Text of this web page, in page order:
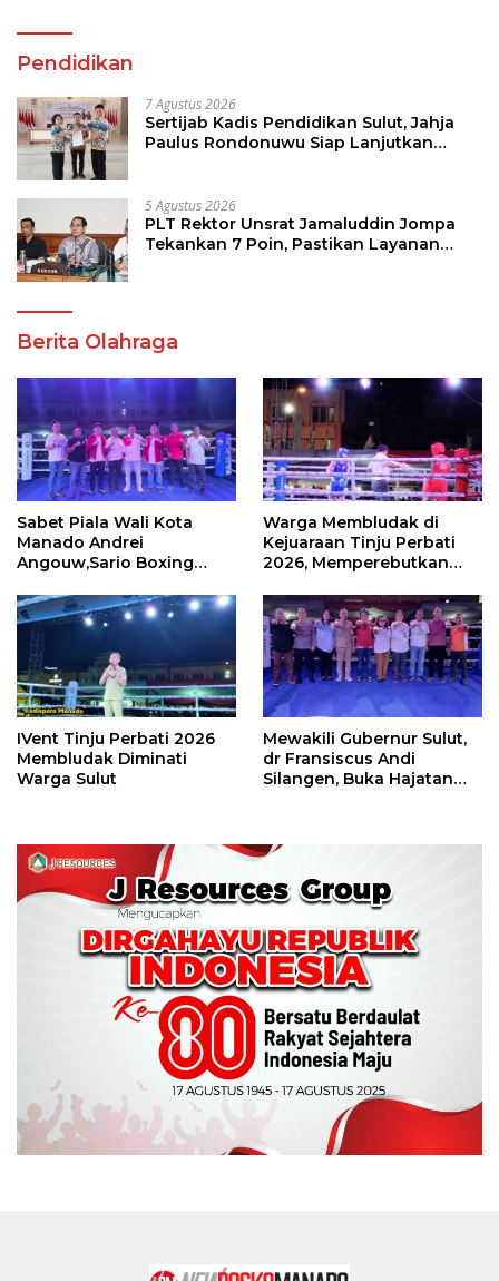
Pendidikan
7 Agustus 2026
Sertijab Kadis Pendidikan Sulut, Jahja
Paulus Rondonuwu Siap Lanjutkan
5 Agustus 2026
PLT Rektor Unsrat Jamaluddin Jompa
Tekankan 7 Poin, Pastikan Layanan
Berita Olahraga
Sabet Piala Wali Kota
Manado Andrei
Angouw,Sario Boxing
Perbati 2026
Warga Membludak di
Kejuaraan Tinju Perbati
2026, Memperebutkan
IVent Tinju Perbati 2026
Membludak Diminati
Warga Sulut
Mewakili Gubernur Sulut,
dr Fransiscus Andi
Silangen, Buka Hajatan